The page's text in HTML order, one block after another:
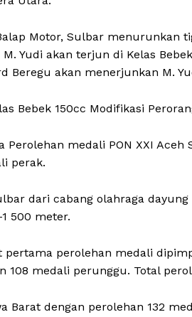
Motor, Sulbar menurunkan
Yudi akan terjun di Kelas
Beregu akan menerjunkan M.
Bebek 150cc Modifikasi
Perolehan medali PON XXI
perak.
dari cabang olahraga
500 meter.
pertama perolehan medali
108 medali perunggu. Total
Barat dengan perolehan 132